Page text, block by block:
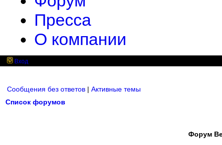
Пресса
О компании
Вход
Сообщения без ответов | Активные темы
Список форумов
Форум